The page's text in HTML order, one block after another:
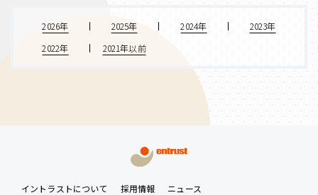
2026年 2025年 2024年
2023年
2022年
2021年以前
イントラストについて 採用情報 ニュース